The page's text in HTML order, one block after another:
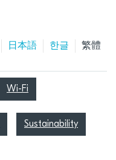
日本語 한글 繁體
Wi-Fi
Sustainability